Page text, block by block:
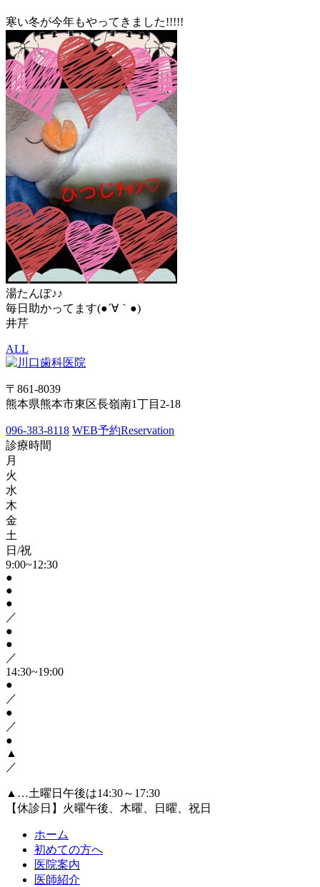
寒い冬が今年もやってきました!!!!!
湯たんぽ♪♪
毎日助かってます(●´∀｀●)
井芹
ALL
〒861-8039
熊本県熊本市東区長嶺南1丁目2-18
096-383-8118 WEB予約Reservation
診療時間
月
火
水
木
金
土
日/祝
9:00~12:30
●
●
●
／
●
●
／
14:30~19:00
●
／
●
／
●
▲
／
▲…土曜日午後は14:30～17:30
【休診日】火曜午後、木曜、日曜、祝日
ホーム
初めての方へ
医院案内
医師紹介